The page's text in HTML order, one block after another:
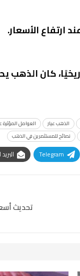
ارتفاع الأسعار.
كان
الذهب عيار العوامل
نصائح للمستثمرين في الذهب
Telegram
تحديث أسعار